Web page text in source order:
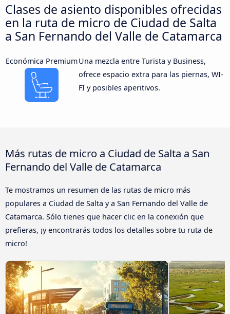
Clases de asiento disponibles ofrecidas
en la ruta de micro de Ciudad de Salta
a San Fernando del Valle de Catamarca
Económica PremiumUna mezcla entre Turista y Business,
ofrece espacio extra para las piernas, WI-
FI y posibles aperitivos.
Más rutas de micro a Ciudad de Salta a San
Fernando del Valle de Catamarca
Te mostramos un resumen de las rutas de micro más
populares a Ciudad de Salta y a San Fernando del Valle de
Catamarca. Sólo tienes que hacer clic en la conexión que
prefieras, ¡y encontrarás todos los detalles sobre tu ruta de
micro!